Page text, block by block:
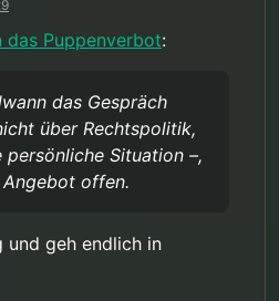
Puppen: Sie haben Recht, dass
Die Befundlage ist
eingeschränkt – weshalb ich
Evidenz sprach. Ob die
keine unmittelbare
ist, bleibt
Wir verfolgen die Forschung
Formulierung zum “Schutz der
die juristische Begründung
für die psychosoziale Praxis
korrekt darstellen, auch wo
ist weder unser Ziel noch
Buch betont ausdrücklich:
für seine sexuellen
das Gespräch suchen
Rechtspolitik, sondern über Ihre
das Puppenverbot:
das Gespräch
über Rechtspolitik,
persönliche Situation –,
offen.
und geh endlich in